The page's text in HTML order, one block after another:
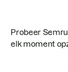
Probeer
elk moment